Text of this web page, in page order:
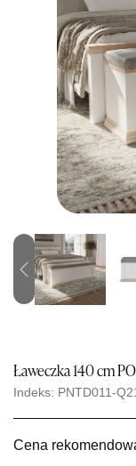
Previous
Ławeczka 140 cm
Indeks: PNTD011-
Cena